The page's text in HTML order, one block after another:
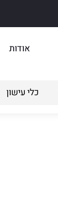
אודות
כלי עישון